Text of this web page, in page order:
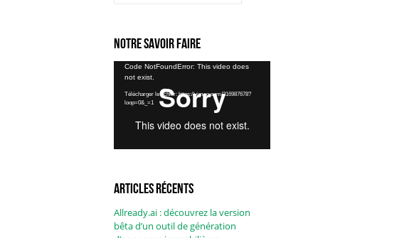
Notre savoir faire
Lecteur
vidéo
Code NotFoundError: This video does
not exist.
Télécharger le fichier: https://vimeo.com/216987678?
loop=0&_=1
Articles récents
Allready.ai : découvrez la version
bêta d’un outil de génération